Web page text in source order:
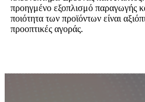
προηγμένο εξοπλισμό παραγωγής
ποιότητα των προϊόντων είναι
προοπτικές αγοράς.